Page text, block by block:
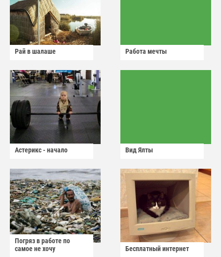
Рай в шалаше Работа мечты
Астерикс - начало Вид Ялты
Погряз в работе по
самое не хочу
Бесплатный интернет